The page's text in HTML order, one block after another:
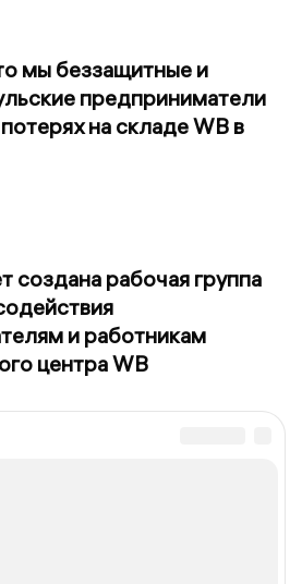
мы беззащитные и
предприниматели
на складе WB в
создана рабочая группа
и работникам
центра WB